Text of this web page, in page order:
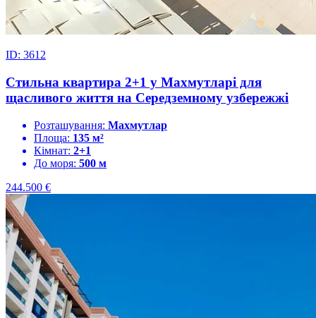
ID: 3612
Стильна квартира 2+1 у Махмутларі для
щасливого життя на Середземному узбережжі
Розташування: Махмутлар
Площа: 135 м²
Кімнат: 2+1
До моря: 500 м
244.500 €